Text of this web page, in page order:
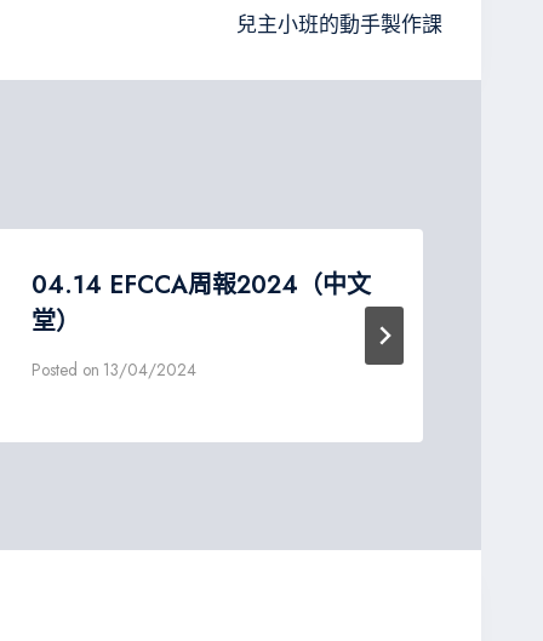
兒主小班的動手製作課
04.14 EFCCA周報2024（中文
堂）
Posted on 13/04/2024